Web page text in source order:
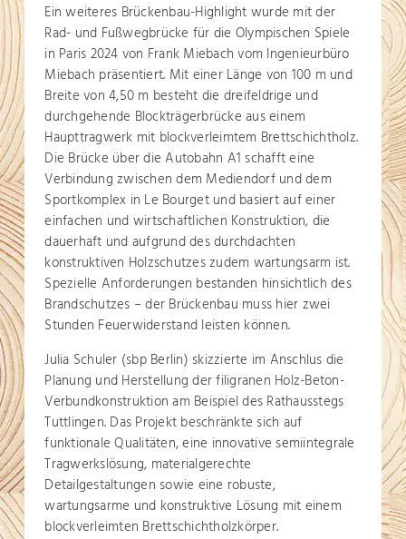
Ein weiteres Brückenbau-Highlight wurde mit der
Rad- und Fußwegbrücke für die Olympischen Spiele
in Paris 2024 von Frank Miebach vom Ingenieurbüro
Miebach präsentiert. Mit einer Länge von 100 m und
Breite von 4,50 m besteht die dreifeldrige und
durchgehende Blockträgerbrücke aus einem
Haupttragwerk mit blockverleimtem Brettschichtholz.
Die Brücke über die Autobahn A1 schafft eine
Verbindung zwischen dem Mediendorf und dem
Sportkomplex in Le Bourget und basiert auf einer
einfachen und wirtschaftlichen Konstruktion, die
dauerhaft und aufgrund des durchdachten
konstruktiven Holzschutzes zudem wartungsarm ist.
Spezielle Anforderungen bestanden hinsichtlich des
Brandschutzes – der Brückenbau muss hier zwei
Stunden Feuerwiderstand leisten können.
Julia Schuler (sbp Berlin) skizzierte im Anschlus die
Planung und Herstellung der filigranen Holz-Beton-
Verbundkonstruktion am Beispiel des Rathausstegs
Tuttlingen. Das Projekt beschränkte sich auf
funktionale Qualitäten, eine innovative semiintegrale
Tragwerkslösung, materialgerechte
Detailgestaltungen sowie eine robuste,
wartungsarme und konstruktive Lösung mit einem
blockverleimten Brettschichtholzkörper.